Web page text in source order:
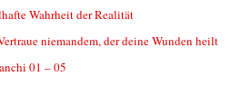
Wahrheit der Realität
niemandem, der deine Wunden heilt
01 – 05